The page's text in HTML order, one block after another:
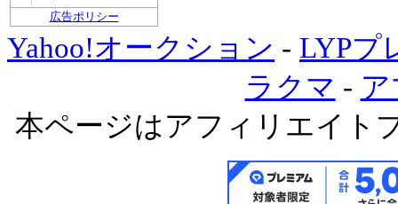
広告ポリシー
Yahoo!オークション - LYPプ
ラクマ -
本ページはアフィリエイト